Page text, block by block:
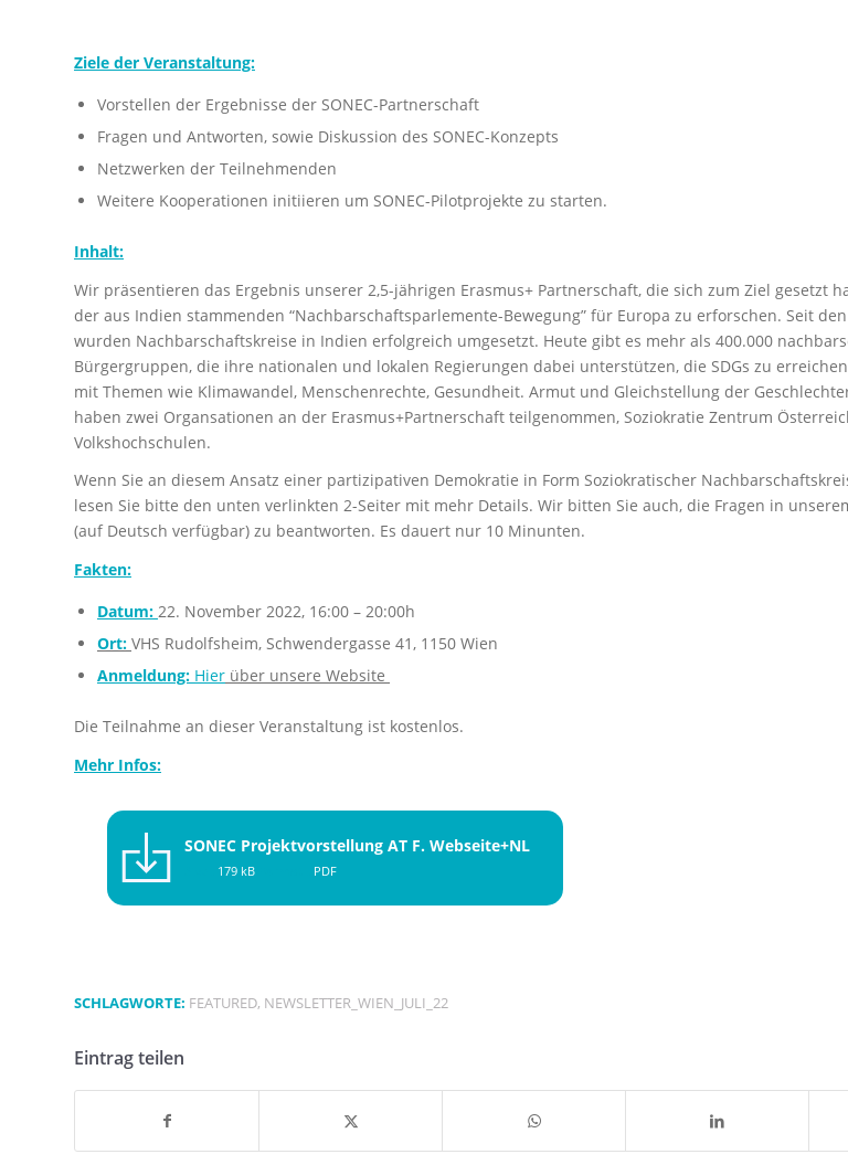
Ziele der Veranstaltung:
Vorstellen der Ergebnisse der SONEC-Partnerschaft
Fragen und Antworten, sowie Diskussion des SONEC-Konzepts
Netzwerken der Teilnehmenden
Weitere Kooperationen initiieren um SONEC-Pilotprojekte zu starten.
Inhalt:
Wir präsentieren das Ergebnis unserer 2,5-jährigen Erasmus+ Partnerschaft, die sich zum Ziel gesetzt
der aus Indien stammenden “Nachbarschaftsparlemente-Bewegung” für Europa zu erforschen. Seit
wurden Nachbarschaftskreise in Indien erfolgreich umgesetzt. Heute gibt es mehr als 400.000
Bürgergruppen, die ihre nationalen und lokalen Regierungen dabei unterstützen, die SDGs zu
mit Themen wie Klimawandel, Menschenrechte, Gesundheit. Armut und Gleichstellung der
haben zwei Organsationen an der Erasmus+Partnerschaft teilgenommen, Soziokratie Zentrum
Volkshochschulen.
Wenn Sie an diesem Ansatz einer partizipativen Demokratie in Form Soziokratischer
lesen Sie bitte den unten verlinkten 2-Seiter mit mehr Details. Wir bitten Sie auch, die Fragen in
(auf Deutsch verfügbar) zu beantworten. Es dauert nur 10 Minunten.
Fakten:
Datum: 22. November 2022, 16:00 – 20:00h
Ort: VHS Rudolfsheim, Schwendergasse 41, 1150 Wien
Anmeldung: Hier über unsere Website
Die Teilnahme an dieser Veranstaltung ist kostenlos.
Mehr Infos:
SONEC Projektvorstellung AT F. Webseite+NL
179 kB PDF
SCHLAGWORTE: FEATURED, NEWSLETTER_WIEN_JULI_22
Eintrag teilen